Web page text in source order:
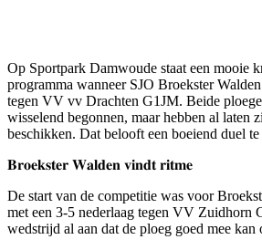
Op Sportpark Damwoude staat een mooie
programma wanneer SJO Broekster
tegen VV vv Drachten G1JM. Beide
wisselend begonnen, maar hebben al laten
beschikken. Dat belooft een boeiend duel
𝐁𝐫𝐨𝐞𝐤𝐬𝐭𝐞𝐫 𝐖𝐚𝐥𝐝𝐞𝐧 𝐯𝐢𝐧𝐝𝐭 𝐫𝐢𝐭𝐦𝐞
De start van de competitie was voor
met een 3-5 nederlaag tegen VV Zuidhorn
wedstrijd al aan dat de ploeg goed mee kan